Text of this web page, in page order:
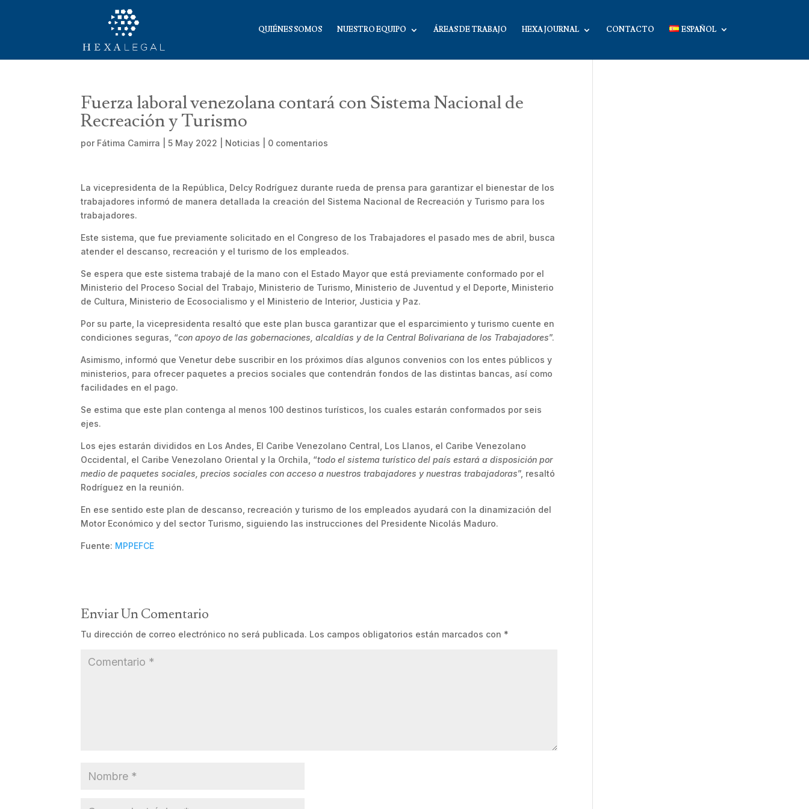
QUIÉNES SOMOS NUESTRO EQUIPO ÁREAS DE TRABAJO HEXA JOURNAL CONTACTO ESPAÑOL
Fuerza laboral venezolana contará con Sistema Nacional de
Recreación y Turismo
por Fátima Camirra |5 May 2022 Noticias 0 comentarios
La vicepresidenta de la República, Delcy Rodríguez durante rueda de prensa para garantizar el bienestar de los
trabajadores informó de manera detallada la creación del Sistema Nacional de Recreación y Turismo para los
trabajadores.
Este sistema, que fue previamente solicitado en el Congreso de los Trabajadores el pasado mes de abril, busca
atender el descanso, recreación y el turismo de los empleados.
Se espera que este sistema trabajé de la mano con el Estado Mayor que está previamente conformado por el
Ministerio del Proceso Social del Trabajo, Ministerio de Turismo, Ministerio de Juventud y el Deporte, Ministerio
de Cultura, Ministerio de Ecosocialismo y el Ministerio de Interior, Justicia y Paz.
Por su parte, la vicepresidenta resaltó que este plan busca garantizar que el esparcimiento y turismo cuente en
condiciones seguras, “con apoyo de las gobernaciones, alcaldías y de la Central Bolivariana de los Trabajadores”.
Asimismo, informó que Venetur debe suscribir en los próximos días algunos convenios con los entes públicos y
ministerios, para ofrecer paquetes a precios sociales que contendrán fondos de las distintas bancas, así como
facilidades en el pago.
Se estima que este plan contenga al menos 100 destinos turísticos, los cuales estarán conformados por seis
ejes.
Los ejes estarán divididos en Los Andes, El Caribe Venezolano Central, Los Llanos, el Caribe Venezolano
Occidental, el Caribe Venezolano Oriental y la Orchila, “todo el sistema turístico del país estará a disposición por
medio de paquetes sociales, precios sociales con acceso a nuestros trabajadores y nuestras trabajadoras”, resaltó
Rodríguez en la reunión.
En ese sentido este plan de descanso, recreación y turismo de los empleados ayudará con la dinamización del
Motor Económico y del sector Turismo, siguiendo las instrucciones del Presidente Nicolás Maduro.
Fuente: MPPEFCE
Enviar Un Comentario
Tu dirección de correo electrónico no será publicada. Los campos obligatorios están marcados con *